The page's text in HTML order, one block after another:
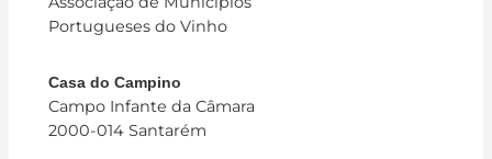
Portugueses do Vinho
Casa do Campino
Campo Infante da Câmara
2000-014 Santarém